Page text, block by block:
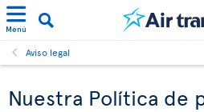
Menú
Aviso legal
Nuestra Política de